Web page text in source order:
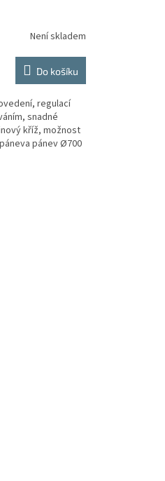
Není skladem
Do košíku
regulací
snadné
kříž, možnost
pánev Ø700